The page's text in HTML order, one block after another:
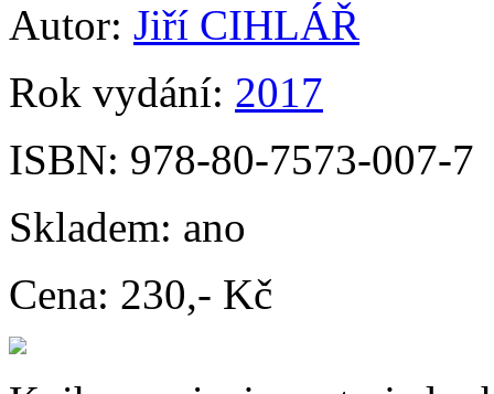
Autor: Jiří CIHLÁŘ
Rok vydání: 2017
ISBN: 978-80-7573-007-7
Skladem: ano
Cena: 230,- Kč